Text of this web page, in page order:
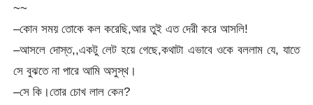
~~
–কোন সময় তোকে কল করেছি,আর তুই এত দেরী করে আসলি!
–আসলে দোস্ত,,একটু লেট হয়ে গেছে,কথাটা এভাবে ওকে বললাম যে, যাতে
সে বুঝতে না পারে আমি অসুস্থ।
–সে কি।তোর চোখ লাল কেন?